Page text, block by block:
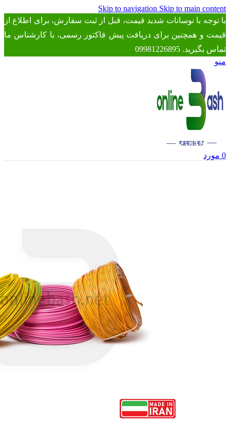
Skip to navigation Skip to main content
با توجه با نوسانات شدید قیمت، قبل از ثبت سفارش، برای اطلاع از
قیمت و همچنین برای دریافت پیش فاکتور رسمی، با کارشناس ما
تماس بگیرید. 09981226895
منو
0 مورد